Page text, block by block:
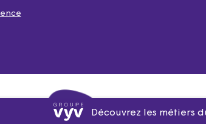
Découvrez les métiers